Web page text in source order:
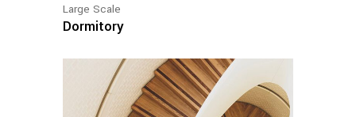
Large Scale
Dormitory